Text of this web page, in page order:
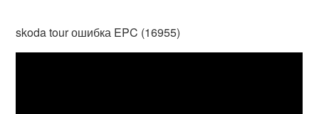
skoda tour ошибка EPC (16955)